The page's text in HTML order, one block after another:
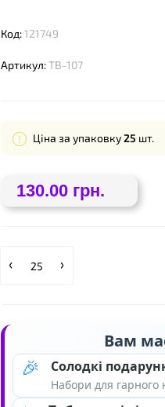
Код:121749
Артикул:ТВ-107
Ціна за упаковку25 шт.
130.00 грн.
Вам
🎉 Солодкі
Набори для гарного